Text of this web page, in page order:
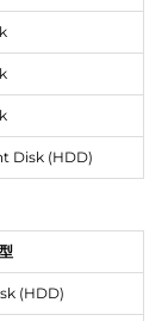
Disk (HDD)
(HDD)